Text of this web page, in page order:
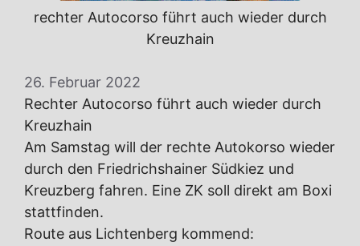
rechter Autocorso führt auch wieder durch
Kreuzhain
26. Februar 2022
Rechter Autocorso führt auch wieder durch
Kreuzhain
Am Samstag will der rechte Autokorso wieder
durch den Friedrichshainer Südkiez und
Kreuzberg fahren. Eine ZK soll direkt am Boxi
stattfinden.
Route aus Lichtenberg kommend: